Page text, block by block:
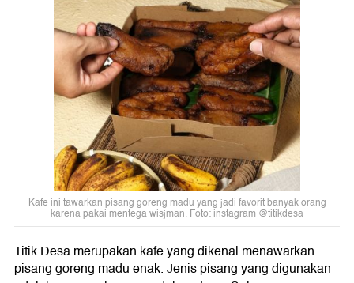
Kafe ini tawarkan pisang goreng madu yang jadi favorit banyak orang
karena pakai mentega wisjman. Foto: instagram @titikdesa
Titik Desa merupakan kafe yang dikenal menawarkan
pisang goreng madu enak. Jenis pisang yang digunakan